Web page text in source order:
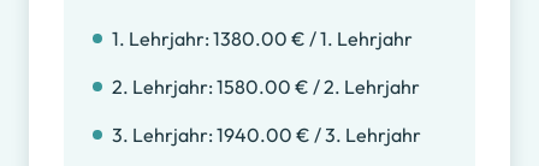
1. Lehrjahr: 1380.00 € / 1. Lehrjahr
2. Lehrjahr: 1580.00 € / 2. Lehrjahr
3. Lehrjahr: 1940.00 € / 3. Lehrjahr